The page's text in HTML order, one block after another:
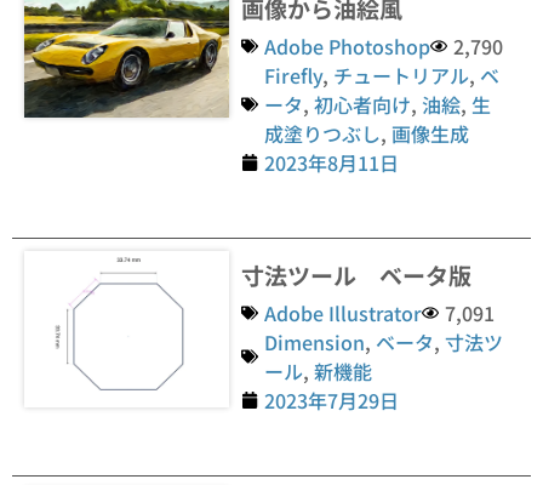
画像から油絵風
Adobe Photoshop
2,790
Firefly, チュートリアル, ベ
ータ,初心者向け, 油絵, 生
成塗りつぶし, 画像生成
2023年8月11日
寸法ツール ベータ版
Adobe Illustrator
7,091
Dimension, ベータ,寸法ツ
ール,新機能
2023年7月29日